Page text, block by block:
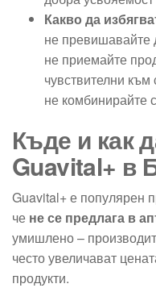
Какво да
не превишавайте
не приемайте
чувствителни към
не комбинирайте
Къде и как
Guavital+ в
Guavital+ е популярен
че не се предлага в
умишлено –
често увеличават
продукти.